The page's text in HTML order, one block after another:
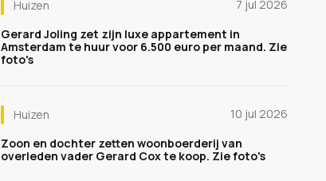
Huizen
7 jul 2026
Gerard Joling zet zijn luxe appartement in
Amsterdam te huur voor 6.500 euro per maand. Zie
foto's
Huizen
10 jul 2026
Zoon en dochter zetten woonboerderij van
overleden vader Gerard Cox te koop. Zie foto's